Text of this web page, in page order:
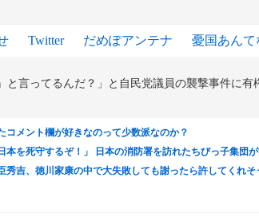
Twitter だめぽアンテナ 憂国あんて
と言ってるんだ？」と自民党議員の襲撃事件に